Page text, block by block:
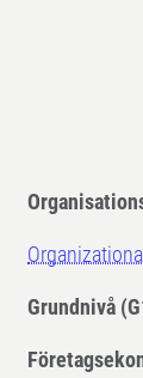
Grundnivå